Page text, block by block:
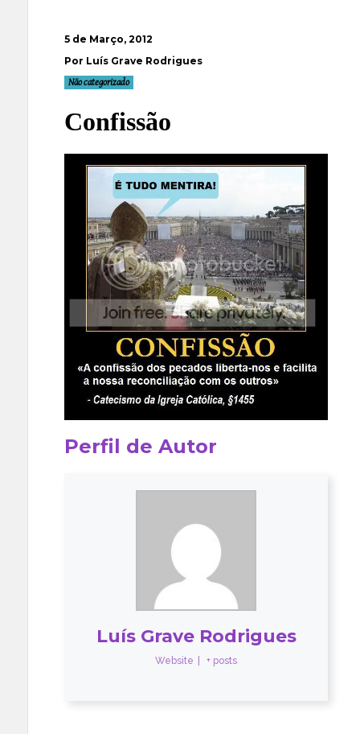
5 de Março, 2012
Por Luís Grave Rodrigues
Não categorizado
Confissão
Perfil de Autor
Luís Grave Rodrigues
Website + posts